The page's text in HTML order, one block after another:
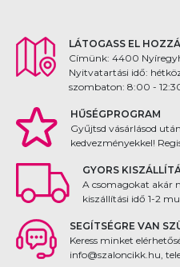
LÁTOGASS EL
Címünk: 4400
Nyitvatartási idő:
szombaton: 8:00 -
HŰSÉGPROGRAM
Gyűjtsd vásárlásod
kedvezményekkel!
GYORS
A csomagokat akár
kiszállítási idő 1-2
SEGÍTSÉGRE VAN
Keress minket
info@szaloncikk.hu,